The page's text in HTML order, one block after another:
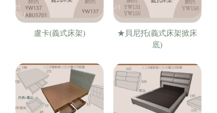
盧卡(義式床架)
★貝尼托(義式床架掀床
底)